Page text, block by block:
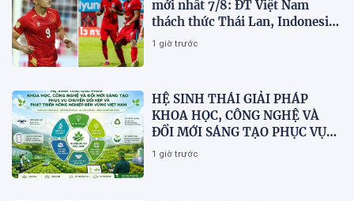
mới nhất 7/8: ĐT Việt Nam
thách thức Thái Lan, Indonesia
dừng bước
1 giờ trước
HỆ SINH THÁI GIẢI PHÁP
KHOA HỌC, CÔNG NGHỆ VÀ
ĐỔI MỚI SÁNG TẠO PHỤC VỤ
CHUYỂN ĐỔI KÉP VÀ PHÁT
1 giờ trước